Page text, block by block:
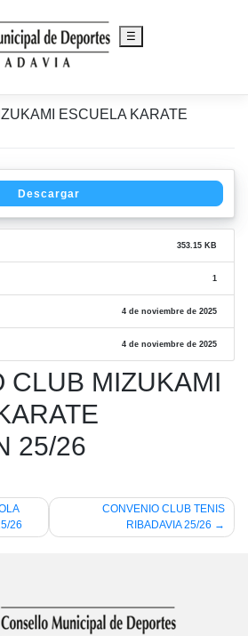
☰
ESCUELA KARATE
Descargar
353.15 KB
1
4 de noviembre de 2025
4 de noviembre de 2025
CLUB MIZUKAMI
25/26
26
CONVENIO CLUB TENIS
RIBADAVIA 25/26